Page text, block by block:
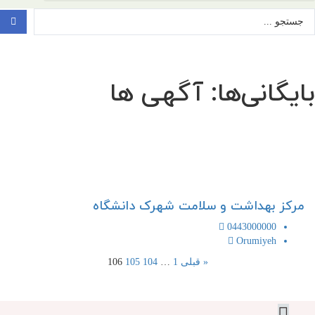
بایگانی‌ها: آگهی ها
مرکز بهداشت و سلامت شهرک دانشگاه
0443000000
Orumiyeh
« قبلی 1
…
104
105
106